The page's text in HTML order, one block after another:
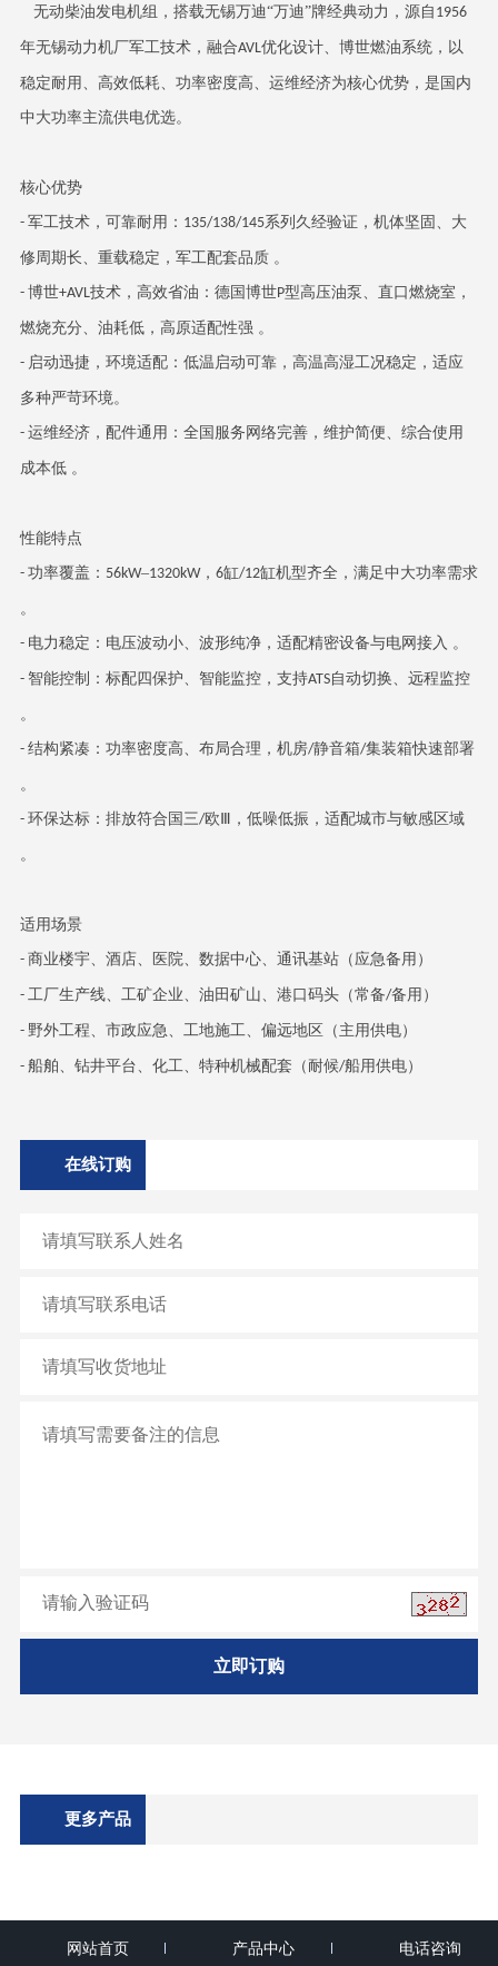
无动柴油发电机组，搭载无锡万迪“万迪”牌经典动力，源自 1956
年无锡动力机厂军工技术，融合AVL优化设计、博世燃油系统，以
稳定耐用、高效低耗、功率密度高、运维经济为核心优势，是国内
中大功率主流供电优选。
核心优势
- 军工技术，可靠耐用： 135/138/145系列久经验证，机体坚固、大
修周期长、重载稳定，军工配套品质 。
- 博世+AVL技术，高效省油：德国博世P型高压油泵、直口燃烧室，
燃烧充分、油耗低，高原适配性强 。
- 启动迅捷，环境适配：低温启动可靠，高温高湿工况稳定，适应
多种严苛环境。
- 运维经济，配件通用：全国服务网络完善，维护简便、综合使用
成本低 。
性能特点
- 功率覆盖： 56kW–1320kW， 6缸/12缸机型齐全，满足中大功率需求
。
- 电力稳定：电压波动小、波形纯净，适配精密设备与电网接入 。
- 智能控制：标配四保护、智能监控，支持ATS自动切换、远程监控
。
- 结构紧凑：功率密度高、布局合理，机房/静音箱/集装箱快速部署
。
- 环保达标：排放符合国三/欧Ⅲ，低噪低振，适配城市与敏感区域
。
适用场景
- 商业楼宇、酒店、医院、数据中心、通讯基站（应急备用）
- 工厂生产线、工矿企业、油田矿山、港口码头（常备/备用）
- 野外工程、市政应急、工地施工、偏远地区（主用供电）
- 船舶、钻井平台、化工、特种机械配套（耐候/船用供电）
在线订购
立即订购
更多产品
网站首页 产品中心 电话咨询